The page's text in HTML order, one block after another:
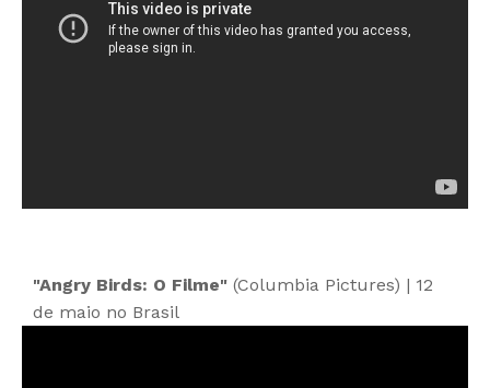
"Angry Birds: O Filme" (Columbia Pictures) | 12
de maio no Brasil